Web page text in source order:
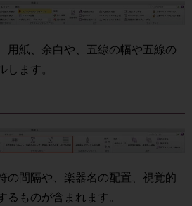
用紙、余白や、五線の幅や五線の
ます。
の間隔や、楽器名の配置、視覚的
ものが含まれます。